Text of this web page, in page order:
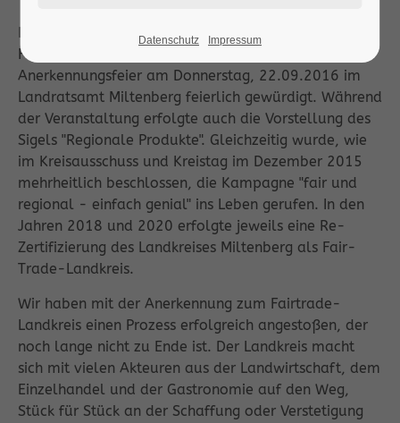
Die Auszeichnung des Landkreises Miltenberg als
Fairtrade-Landkreis wurde im Rahmen einer
Anerkennungsfeier am Donnerstag, 22.09.2016 im
Landratsamt Miltenberg feierlich gewürdigt. Während
der Veranstaltung erfolgte auch die Vorstellung des
Sigels "Regionale Produkte". Gleichzeitig wurde, wie
im Kreisausschuss und Kreistag im Dezember 2015
mehrheitlich beschlossen, die Kampagne "fair und
regional - einfach genial" ins Leben gerufen. In den
Jahren 2018 und 2020 erfolgte jeweils eine Re-
Zertifizierung des Landkreises Miltenberg als Fair-
Trade-Landkreis.
Wir haben mit der Anerkennung zum Fairtrade-
Landkreis einen Prozess erfolgreich angestoßen, der
noch lange nicht zu Ende ist. Der Landkreis macht
sich mit vielen Akteuren aus der Landwirtschaft, dem
Einzelhandel und der Gastronomie auf den Weg,
Stück für Stück an der Schaffung oder Verstetigung
Datenschutz Impressum